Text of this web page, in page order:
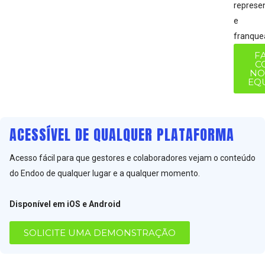
e
ACESSÍVEL DE QUALQUER PLATAFORMA
Acesso fácil para que gestores e colaboradores vejam o conteúdo
do Endoo de qualquer lugar e a qualquer momento.
Disponível em iOS e Android
SOLICITE UMA DEMONSTRAÇÃO